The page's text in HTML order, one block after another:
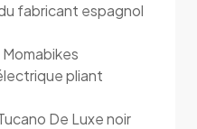
fabricant espagnol
pliant
De Luxe noir